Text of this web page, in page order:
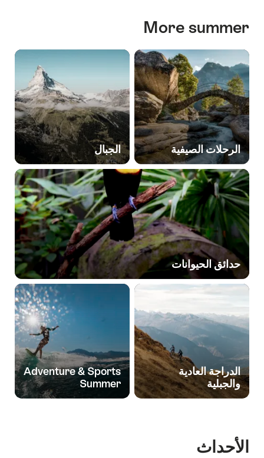
More summer
الرحلات الصيفية الجبال
حدائق الحيوانات
الدراجة العادية
والجبلية
Adventure & Sports
Summer
الأحداث